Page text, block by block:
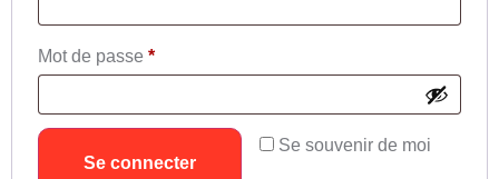
Mot de passe *
Se souvenir de moi
Se connecter